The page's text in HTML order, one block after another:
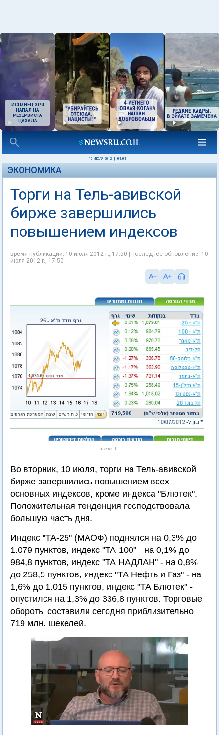
ИСПАНЕЦ ЗРЯ
НАПАЛ НА
РЕЗЕРВИСТА
ЦАХАЛА
10 ИЮЛЯ 2012 09:09
ЭКОНОМИКА
Торги на Тель-авивской
бирже завершились
повышением индексов
время публикации: 10 июля 2012 г., 17:50 | последнее обновление: 10
июля 2012 г., 17:50
tase.co.il
Во вторник, 10 июля, торги на Тель-авивской
бирже завершились повышением всех
основных индексов, кроме индекса "Блютек".
Положительная тенденция господствовала
большую часть дня.
Индекс "ТА-25" (МАОФ) поднялся на 0,3% до
1.079 пунктов, индекс "ТА-100" - на 0,1% до
984,8 пунктов, индекс "ТА НАДЛАН" - на 0,8%
до 258,5 пунктов, индекс "ТА Нефть и Газ" - на
1,6% до 1.015 пунктов, индекс "ТА Блютек" -
опустился на 1,3% до 336,8 пунктов. Торговые
обороты составили сегодня приблизительно
719 млн. шекелей.